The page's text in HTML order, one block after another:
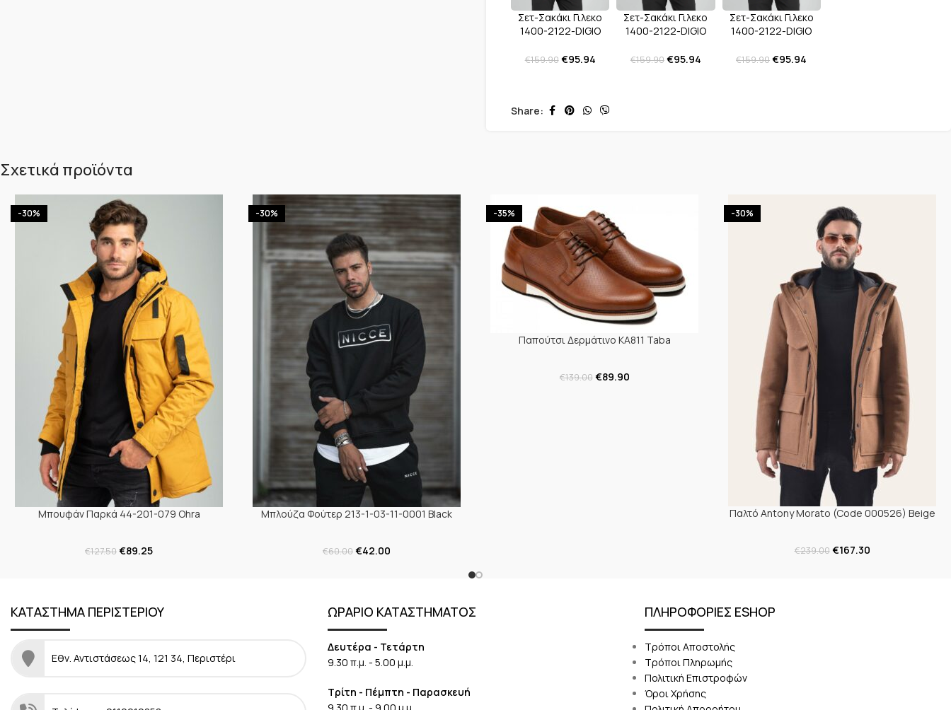
Σετ-Σακάκι Γιλεκο
1400-2122-DIGIO
€159.90€95.94
Σετ-Σακάκι Γιλεκο
1400-2122-DIGIO
€159.90€95.94
Σετ-Σακάκι Γιλεκο
1400-2122-DIGIO
€159.90€95.94
Share:
Σχετικά προϊόντα
-30%
Μπουφάν Παρκά 44-201-079 Ohra
€127.50€89.25
-30%
Μπλούζα Φούτερ 213-1-03-11-0001 Black
€60.00€42.00
-35%
Παπούτσι Δερμάτινο KA811 Taba
€139.00 €89.90
-30%
Παλτό Antony Morato (Code 000526) Beige
€239.00 €167.30
ΚΑΤΑΣΤΗΜΑ ΠΕΡΙΣΤΕΡΙΟΥ
Εθν. Αντιστάσεως 14, 121 34, Περιστέρι
ΩΡΑΡΙΟ ΚΑΤΑΣΤΗΜΑΤΟΣ
Δευτέρα - Τετάρτη
9.30 π.μ. - 5.00 μ.μ.
Τρίτη - Πέμπτη - Παρασκευή
ΠΛΗΡΟΦΟΡΙΕΣ ESHOP
Τρόποι Αποστολής
Τρόποι Πληρωμής
Πολιτική Επιστροφών
Όροι Χρήσης